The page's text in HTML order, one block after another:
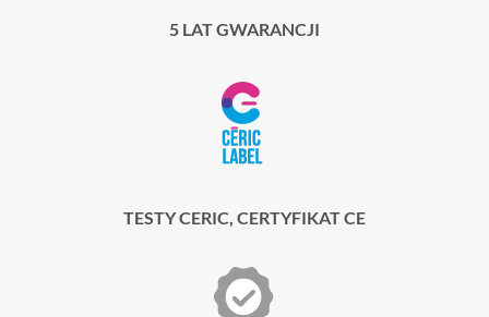
5 LAT GWARANCJI
TESTY CERIC, CERTYFIKAT CE